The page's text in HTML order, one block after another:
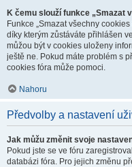
K čemu slouží funkce „Smazat
Funkce „Smazat všechny
díky kterým zůstáváte přihlášen
můžou být v cookies uloženy
ještě ne. Pokud máte problém s
cookies fóra může pomoci.
Nahoru
Předvolby a nastavení
Jak můžu změnit svoje
Pokud jste se ve fóru
databázi fóra. Pro jejich změnu